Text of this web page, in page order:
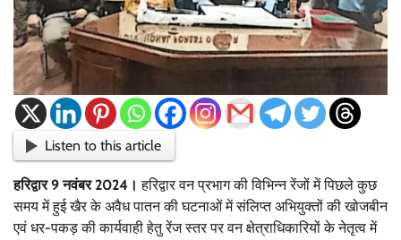
Listen to this article
हरिद्वार 9 नवंबर 2024। हरिद्वार वन प्रभाग की विभिन्न रेंजों में पिछले कुछ
समय में हुई खैर के अवैध पातन की घटनाओं में संलिप्त अभियुक्तों की खोजबीन
एवं धर-पकड़ की कार्यवाही हेतु रेंज स्तर पर वन क्षेत्राधिकारियों के नेतृत्व में